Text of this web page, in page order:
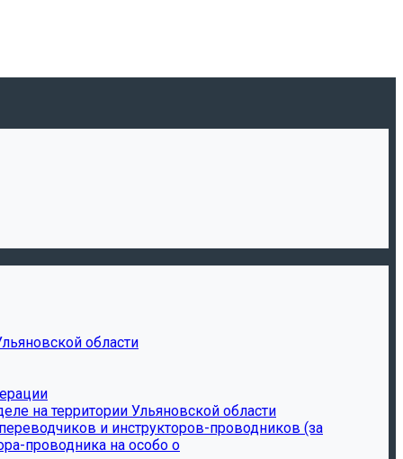
области
на территории Ульяновской области
и инструкторов-проводников (за
проводника на особо о